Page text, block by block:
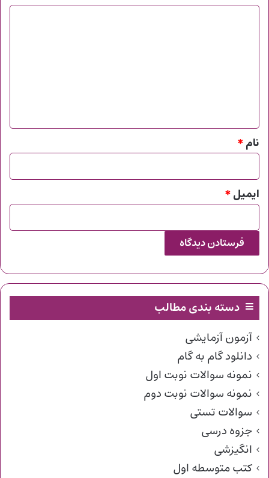
*
نام*
ایمیل*
دسته بندی مطالب
آزمون آزمایشی
دانلود گام به گام
نمونه سوالات نوبت اول
نمونه سوالات نوبت دوم
سوالات تستی
جزوه درسی
انگیزشی
کتب متوسطه اول